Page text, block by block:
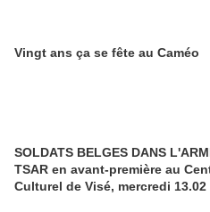
Vingt ans ça se fête au Caméo
SOLDATS BELGES DANS
TSAR en avant-première au
Culturel de Visé, mercredi 13.02